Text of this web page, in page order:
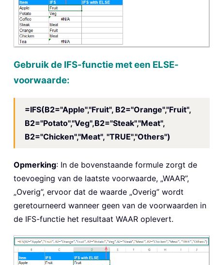
Gebruik de IFS-functie met een ELSE-
voorwaarde:
=IFS(B2="Apple","Fruit", B2="Orange","Fruit",
B2="Potato","Veg",B2="Steak","Meat",
B2="Chicken","Meat", "TRUE","Others")
Opmerking: In de bovenstaande formule zorgt de
toevoeging van de laatste voorwaarde, „WAAR”,
„Overig”, ervoor dat de waarde „Overig” wordt
geretourneerd wanneer geen van de voorwaarden in
de IFS-functie het resultaat WAAR oplevert.